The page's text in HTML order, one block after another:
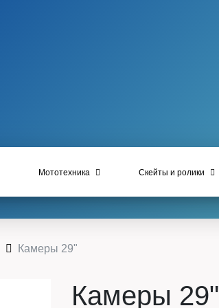
Мототехника Скейты и ролики
Камеры 29"
Камеры 29"